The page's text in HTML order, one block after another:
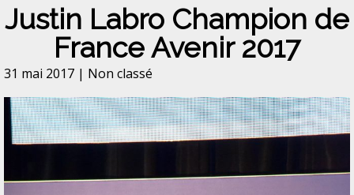
Justin Labro Champion de
France Avenir 2017
31 mai 2017 | Non classé